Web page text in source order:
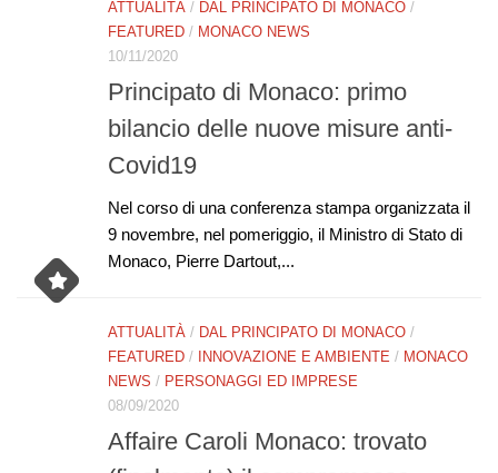
ATTUALITÀ / DAL PRINCIPATO DI MONACO /
FEATURED / MONACO NEWS
10/11/2020
Principato di Monaco: primo
bilancio delle nuove misure anti-
Covid19
Nel corso di una conferenza stampa organizzata il
9 novembre, nel pomeriggio, il Ministro di Stato di
Monaco, Pierre Dartout,...
ATTUALITÀ / DAL PRINCIPATO DI MONACO /
FEATURED / INNOVAZIONE E AMBIENTE / MONACO
NEWS / PERSONAGGI ED IMPRESE
08/09/2020
Affaire Caroli Monaco: trovato